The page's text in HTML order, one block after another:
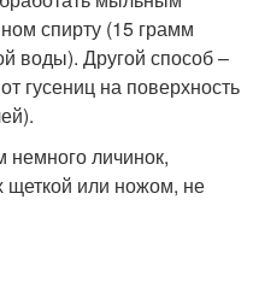
спирту (15 грамм
воды). Другой способ –
гусениц на поверхность
немного личинок,
щеткой или ножом, не